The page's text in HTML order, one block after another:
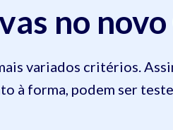
no novo
variados critérios.
à forma, podem ser